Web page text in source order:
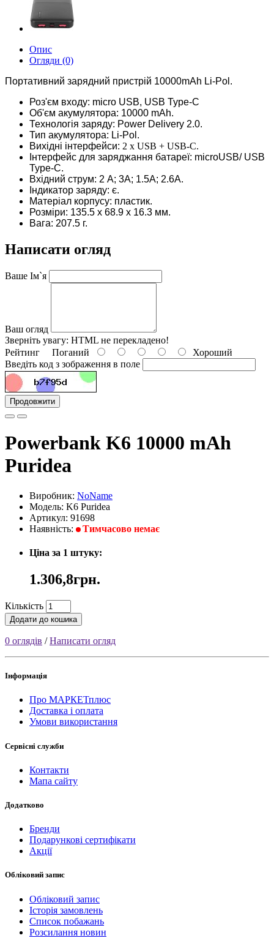
Опис
Огляди (0)
Портативний зарядний пристрій 10000mAh Li-Pol.
Роз'єм входу: micro USB, USB Type-C
Об'єм акумулятора: 10000 mAh.
Технологія заряду: Power Delivery 2.0.
Тип акумулятора: Li-Pol.
Вихідні інтерфейси: 2 x USB + USB-C.
Інтерфейс для заряджання батареї: microUSB/ USB
Type-C.
Вхідний струм: 2 А; 3А; 1.5А; 2.6А.
Індикатор заряду: є.
Матеріал корпусу: пластик.
Розміри: 135.5 х 68.9 х 16.3 мм.
Вага: 207.5 г.
Написати огляд
Ваше Ім`я
Ваш огляд
Зверніть увагу: HTML не перекладено!
Рейтинг Поганий
Хороший
Введіть код з зображення в поле
Продовжити
Powerbank K6 10000 mAh
Puridea
Виробник: NoName
Модель: K6 Puridea
Артикул: 91698
Наявність:
Тимчасово немає
Ціна за 1 штуку:
1.306,8грн.
Кількість
Додати до кошика
0 оглядів /Написати огляд
Інформація
Про МАРКЕТплюс
Доставка і оплата
Умови використання
Сервісні служби
Контакти
Мапа сайту
Додатково
Бренди
Подарункові сертифікати
Акції
Обліковий запис
Обліковий запис
Історія замовлень
Список побажань
Розсилання новин